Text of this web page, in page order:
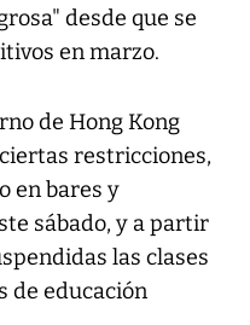
desde que se
en marzo.
de Hong Kong
restricciones,
en bares y
sábado, y a partir
las clases
de educación